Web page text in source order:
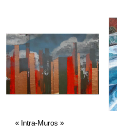
« Intra-Muros »